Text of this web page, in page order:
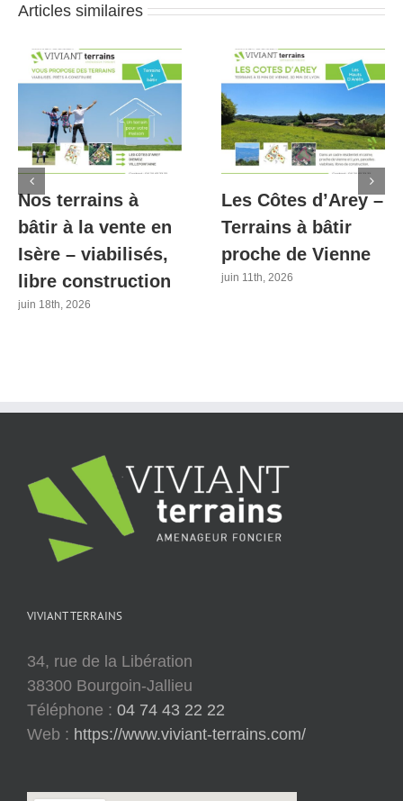
Articles similaires
Nos terrains à
bâtir à la vente en
Isère – viabilisés,
libre construction
juin 18th, 2026
Les Côtes d’Arey –
Terrains à bâtir
proche de Vienne
juin 11th, 2026
VIVIANT TERRAINS
34, rue de la Libération
38300 Bourgoin-Jallieu
Téléphone : 04 74 43 22 22
Web : https://www.viviant-terrains.com/